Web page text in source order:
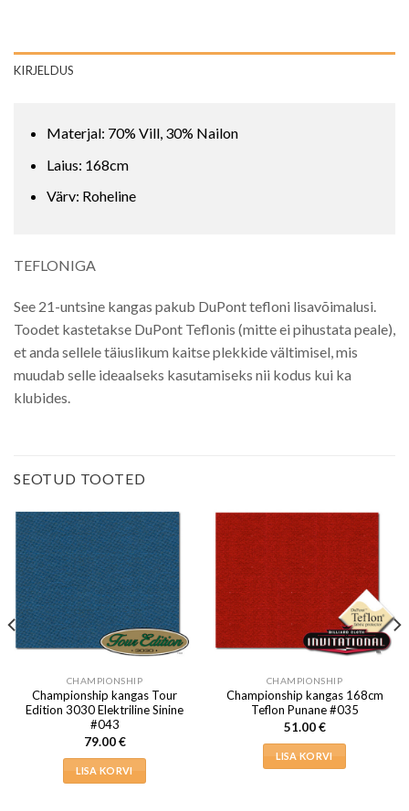
KIRJELDUS
Materjal: 70% Vill, 30% Nailon
Laius: 168cm
Värv: Roheline
TEFLONIGA
See 21-untsine kangas pakub DuPont tefloni lisavõimalusi.
Toodet kastetakse DuPont Teflonis (mitte ei pihustata peale),
et anda sellele täiuslikum kaitse plekkide vältimisel, mis
muudab selle ideaalseks kasutamiseks nii kodus kui ka
klubides.
SEOTUD TOOTED
CHAMPIONSHIP
Championship kangas Tour
Edition 3030 Elektriline Sinine
#043
79.00€
LISA KORVI
CHAMPIONSHIP
Championship kangas 168cm
Teflon Punane #035
51.00€
LISA KORVI